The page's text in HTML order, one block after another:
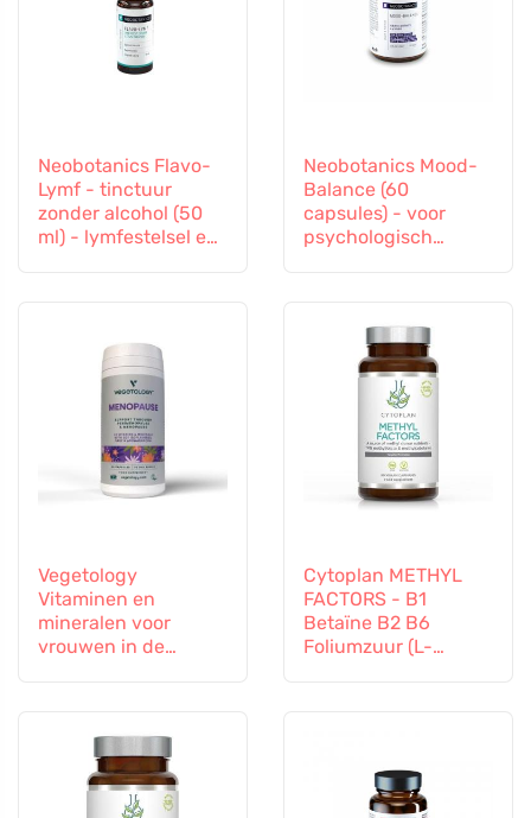
Neobotanics Flavo-
Lymf - tinctuur
zonder alcohol (50
ml) - lymfestelsel en
Neobotanics Mood-
Balance (60
capsules) - voor
psychologisch
Vegetology
Vitaminen en
mineralen voor
vrouwen in de
Cytoplan METHYL
FACTORS - B1
Betaïne B2 B6
Foliumzuur (L-